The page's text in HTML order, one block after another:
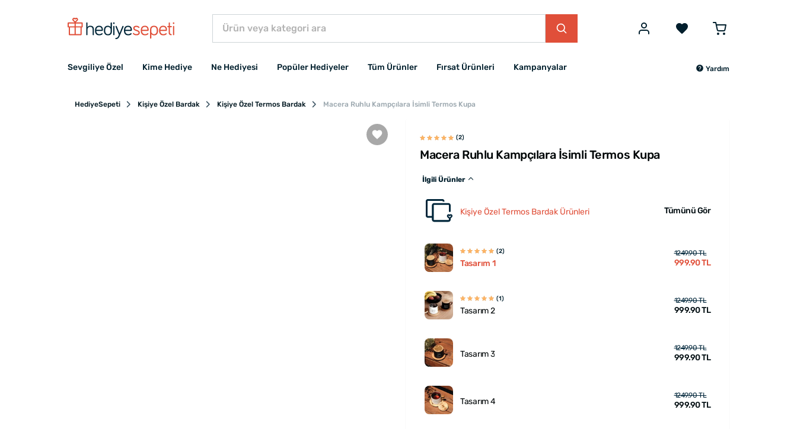
Sevgiliye Özel Kime Hediye Ne Hediyesi Popüler Hediyeler Tüm Ürünler Fırsat Ürünleri Kampanyalar Yardım
HediyeSepeti Kişiye Özel Bardak Kişiye Özel Termos Bardak Macera Ruhlu Kampçılara İsimli Termos Kupa
(2)
Macera Ruhlu Kampçılara İsimli Termos Kupa
İlgili Ürünler
Kişiye Özel Termos Bardak Ürünleri Tümünü Gör
(2)
Tasarım 1
1249.90 TL
999.90 TL
(1)
Tasarım 2
1249.90 TL
999.90 TL
Tasarım 3
1249.90 TL
999.90 TL
Tasarım 4
1249.90 TL
999.90 TL